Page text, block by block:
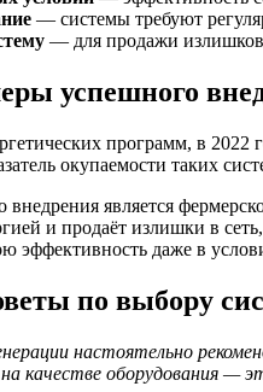
— системы требуют
— для продажи излишков
успешного
программ, в 2022
окупаемости таких
является
и продаёт излишки в
эффективность даже в
по выбору
настоятельно
качестве оборудования —